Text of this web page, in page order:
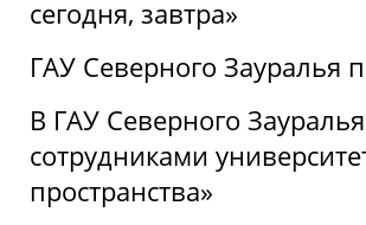
сегодня, завтра»
ГАУ Северного Зауралья
В ГАУ Северного
сотрудниками
пространства»